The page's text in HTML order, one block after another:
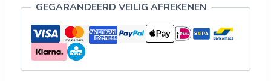
GEGARANDEERD VEILIG AFREKENEN